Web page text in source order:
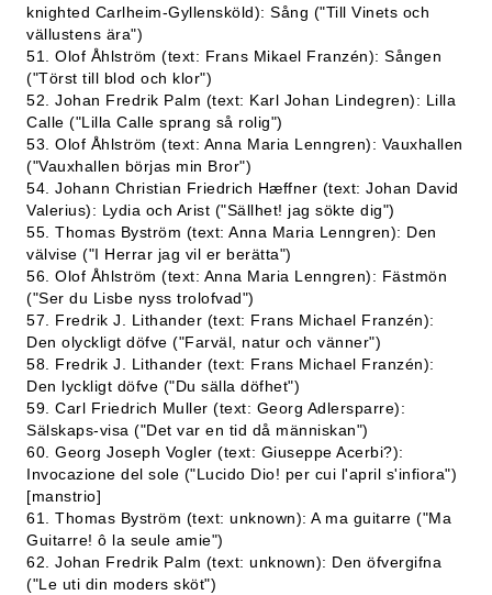
knighted Carlheim-Gyllensköld): Sång ("Till Vinets och
vällustens ära")
51. Olof Åhlström (text: Frans Mikael Franzén): Sången
("Törst till blod och klor")
52. Johan Fredrik Palm (text: Karl Johan Lindegren): Lilla
Calle ("Lilla Calle sprang så rolig")
53. Olof Åhlström (text: Anna Maria Lenngren): Vauxhallen
("Vauxhallen börjas min Bror")
54. Johann Christian Friedrich Hæffner (text: Johan David
Valerius): Lydia och Arist ("Sällhet! jag sökte dig")
55. Thomas Byström (text: Anna Maria Lenngren): Den
välvise ("I Herrar jag vil er berätta")
56. Olof Åhlström (text: Anna Maria Lenngren): Fästmön
("Ser du Lisbe nyss trolofvad")
57. Fredrik J. Lithander (text: Frans Michael Franzén):
Den olyckligt döfve ("Farväl, natur och vänner")
58. Fredrik J. Lithander (text: Frans Michael Franzén):
Den lyckligt döfve ("Du sälla döfhet")
59. Carl Friedrich Muller (text: Georg Adlersparre):
Sälskaps-visa ("Det var en tid då människan")
60. Georg Joseph Vogler (text: Giuseppe Acerbi?):
Invocazione del sole ("Lucido Dio! per cui l'april s'infiora")
[manstrio]
61. Thomas Byström (text: unknown): A ma guitarre ("Ma
Guitarre! ô la seule amie")
62. Johan Fredrik Palm (text: unknown): Den öfvergifna
("Le uti din moders sköt")